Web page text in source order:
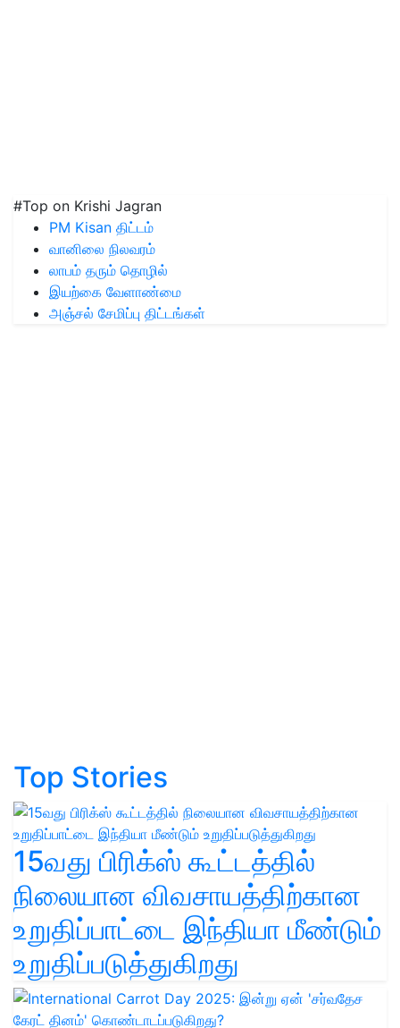
#Top on Krishi Jagran
PM Kisan திட்டம்
வானிலை நிலவரம்
லாபம் தரும் தொழில்
இயற்கை வேளாண்மை
அஞ்சல் சேமிப்பு திட்டங்கள்
Top Stories
15வது பிரிக்ஸ் கூட்டத்தில்
நிலையான விவசாயத்திற்கான
உறுதிப்பாட்டை இந்தியா மீண்டும்
உறுதிப்படுத்துகிறது